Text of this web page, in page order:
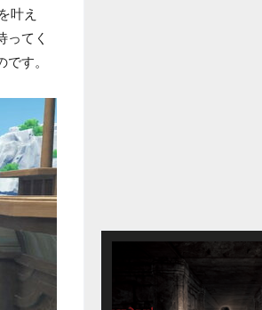
叶え
ってく
す。